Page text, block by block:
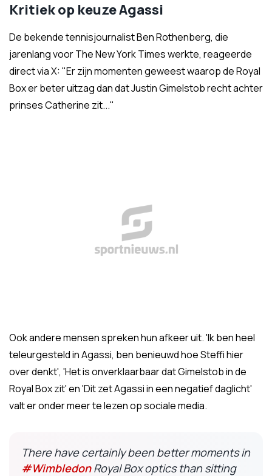
Kritiek op keuze Agassi
De bekende tennisjournalist Ben Rothenberg, die
jarenlang voor The New York Times werkte, reageerde
direct via X: "Er zijn momenten geweest waarop de Royal
Box er beter uitzag dan dat Justin Gimelstob recht achter
prinses Catherine zit..."
Ook andere mensen spreken hun afkeer uit. 'Ik ben heel
teleurgesteld in Agassi, ben benieuwd hoe Steffi hier
over denkt', 'Het is onverklaarbaar dat Gimelstob in de
Royal Box zit' en 'Dit zet Agassi in een negatief daglicht'
valt er onder meer te lezen op sociale media.
There have certainly been better moments in
#WimbledonRoyal Box optics than sitting